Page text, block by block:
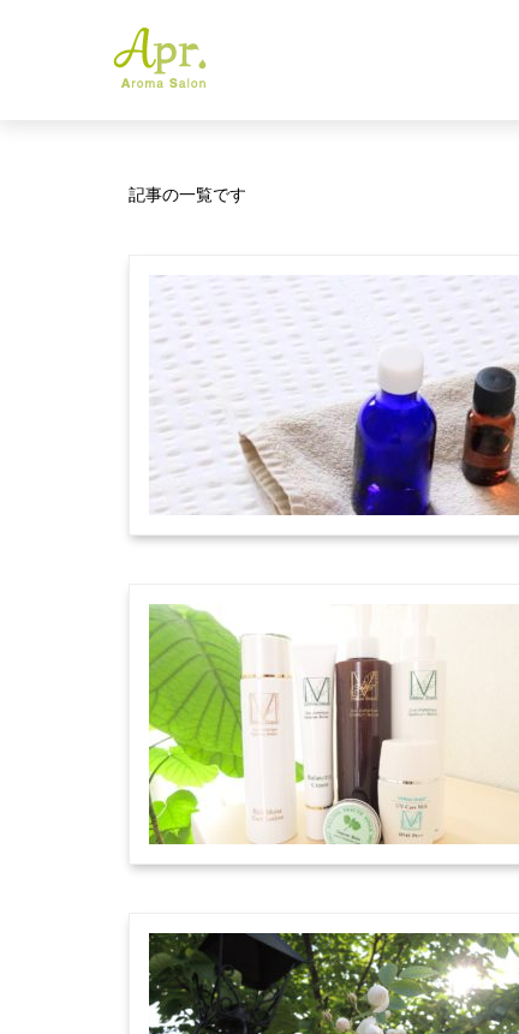
記事の一覧です